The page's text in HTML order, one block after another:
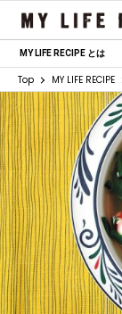
MY LIFE RECIPE とは
Top MY LIFE RECIPE